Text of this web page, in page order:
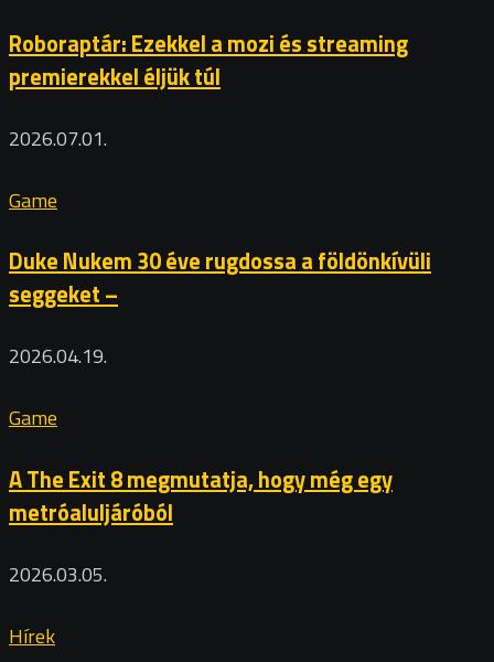
Roboraptár: Ezekkel a mozi és streaming
premierekkel éljük túl
2026.07.01.
Game
Duke Nukem 30 éve rugdossa a földönkívüli
seggeket –
2026.04.19.
Game
A The Exit 8 megmutatja, hogy még egy
metróaluljáróból
2026.03.05.
Hírek